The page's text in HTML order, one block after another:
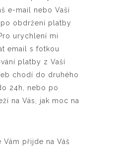
e-mail nebo Vaši
obdržení platby
urychlení mi
email s fotkou
platby z Vaší
chodí do druhého
24h, nebo po
na Vás, jak moc na
Vám přijde na Váš